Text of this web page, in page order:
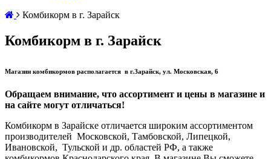
Комбикорм в г. Зарайск
Комбикорм в г. Зарайск
Магазин комбикормов располагается в г.Зарайск, ул. Московская, 6
Обращаем внимание, что ассортимент и цены в магазине и
на сайте могут отличаться!
Комбикорм в Зарайске отличается широким ассортиментом
производителей Московской, Тамбовской, Липецкой,
Ивановской, Тульской и др. областей РФ, а также